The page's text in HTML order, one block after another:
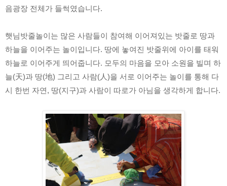
음광장 전체가 들썩였습니다.
햇님밧줄놀이는 많은 사람들이 참여해 이어져있는 밧줄로 땅과
하늘을 이어주는 놀이입니다. 땅에 놓여진 밧줄위에 아이를 태워
하늘로 이어주게 띄어줍니다. 모두의 마음을 모아 소원을 빌며 하
늘(天)과 땅(地) 그리고 사람(人)을 서로 이어주는 놀이를 통해 다
시 한번 자연, 땅(지구)과 사람이 따로가 아님을 생각하게 합니다.